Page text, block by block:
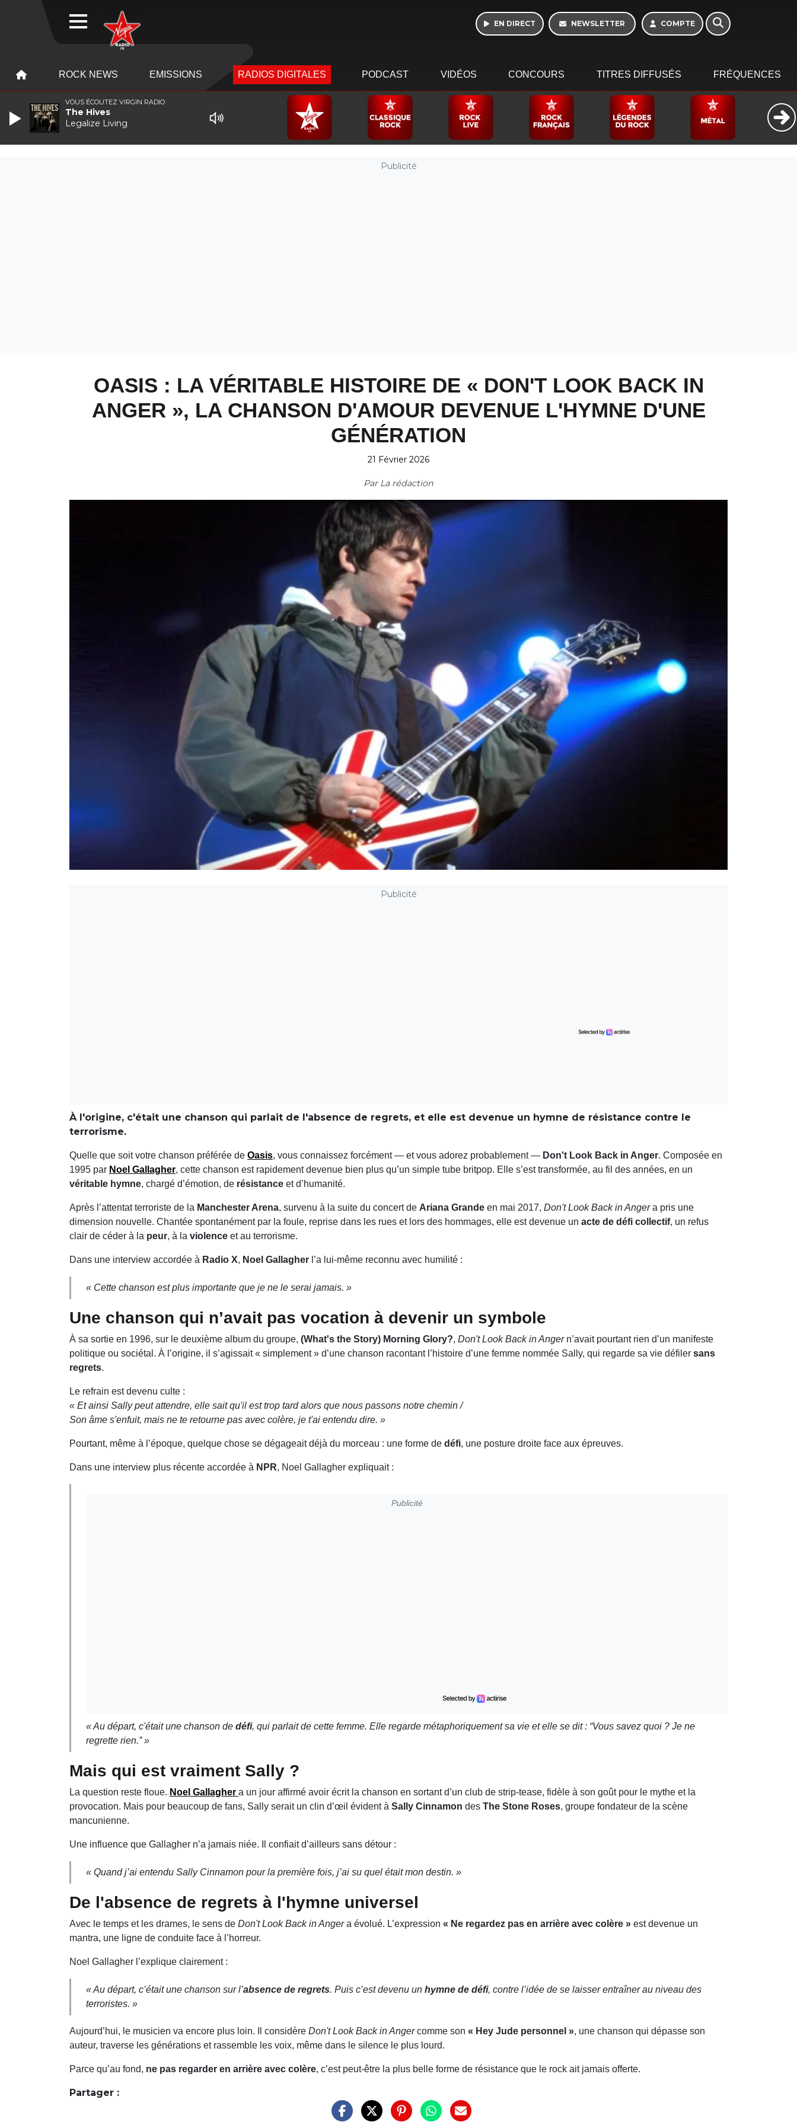
EN DIRECT NEWSLETTER COMPTE
ROCK NEWS EMISSIONS RADIOS DIGITALES PODCAST VIDÉOS CONCOURS TITRES DIFFUSÉS FRÉQUENCES
Publicité
OASIS : LA VÉRITABLE HISTOIRE DE « DON'T LOOK BACK IN
ANGER », LA CHANSON D'AMOUR DEVENUE L'HYMNE D'UNE
GÉNÉRATION
21 Février 2026
Par La rédaction
Publicité
À l'origine, c'était une chanson qui parlait de l'absence de regrets, et elle est devenue un hymne de résistance contre le
terrorisme.
Quelle que soit votre chanson préférée de Oasis, vous connaissez forcément — et vous adorez probablement — Don't Look Back in Anger. Composée en
1995 par Noel Gallagher, cette chanson est rapidement devenue bien plus qu’un simple tube britpop. Elle s’est transformée, au fil des années, en un
véritable hymne, chargé d’émotion, de résistance et d’humanité.
Après l’attentat terroriste de la Manchester Arena, survenu à la suite du concert de Ariana Grande en mai 2017, Don't Look Back in Angera pris une
dimension nouvelle. Chantée spontanément par la foule, reprise dans les rues et lors des hommages, elle est devenue un acte de défi collectif, un refus
clair de céder à la peur, à la violence et au terrorisme.
Dans une interview accordée à Radio X, Noel Gallagher l’a lui-même reconnu avec humilité :
« Cette chanson est plus importante que je ne le serai jamais. »
Une chanson qui n’avait pas vocation à devenir un symbole
À sa sortie en 1996, sur le deuxième album du groupe, (What's the Story) Morning Glory?, Don't Look Back in Angern’avait pourtant rien d’un manifeste
politique ou sociétal. À l’origine, il s’agissait « simplement » d’une chanson racontant l’histoire d’une femme nommée Sally, qui regarde sa vie défiler sans
regrets.
Le refrain est devenu culte :
« Et ainsi Sally peut attendre, elle sait qu'il est trop tard alors que nous passons notre chemin /
Son âme s'enfuit, mais ne te retourne pas avec colère, je t'ai entendu dire. »
Pourtant, même à l’époque, quelque chose se dégageait déjà du morceau : une forme de défi, une posture droite face aux épreuves.
Dans une interview plus récente accordée à NPR, Noel Gallagher expliquait :
Publicité
« Au départ, c'était une chanson de défi, qui parlait de cette femme. Elle regarde métaphoriquement sa vie et elle se dit : “Vous savez quoi ? Je ne
regrette rien.” »
Mais qui est vraiment Sally ?
La question reste floue. Noel Gallagher a un jour affirmé avoir écrit la chanson en sortant d’un club de strip-tease, fidèle à son goût pour le mythe et la
provocation. Mais pour beaucoup de fans, Sally serait un clin d’œil évident à Sally Cinnamon des The Stone Roses, groupe fondateur de la scène
mancunienne.
Une influence que Gallagher n’a jamais niée. Il confiait d’ailleurs sans détour :
« Quand j’ai entendu Sally Cinnamon pour la première fois, j’ai su quel était mon destin. »
De l'absence de regrets à l'hymne universel
Avec le temps et les drames, le sens de Don't Look Back in Angera évolué. L’expression « Ne regardez pas en arrière avec colère » est devenue un
mantra, une ligne de conduite face à l’horreur.
Noel Gallagher l’explique clairement :
« Au départ, c’était une chanson sur l’absence de regrets. Puis c’est devenu un hymne de défi, contre l’idée de se laisser entraîner au niveau des
terroristes. »
Aujourd’hui, le musicien va encore plus loin. Il considère Don't Look Back in Angercomme son « Hey Jude personnel », une chanson qui dépasse son
auteur, traverse les générations et rassemble les voix, même dans le silence le plus lourd.
Parce qu’au fond, ne pas regarder en arrière avec colère, c’est peut-être la plus belle forme de résistance que le rock ait jamais offerte.
Partager :
VOUS ÉCOUTEZ VIRGIN RADIO
The Hives
Legalize Living
WEBRADIO